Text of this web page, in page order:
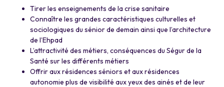
Tirer les enseignements de la crise sanitaire
Connaître les grandes caractéristiques culturelles et
sociologiques du sénior de demain ainsi que l’architecture
de l’Ehpad
L’attractivité des métiers, conséquences du Ségur de la
Santé sur les différents métiers
Offrir aux résidences séniors et aux résidences
autonomie plus de visibilité aux yeux des ainés et de leur